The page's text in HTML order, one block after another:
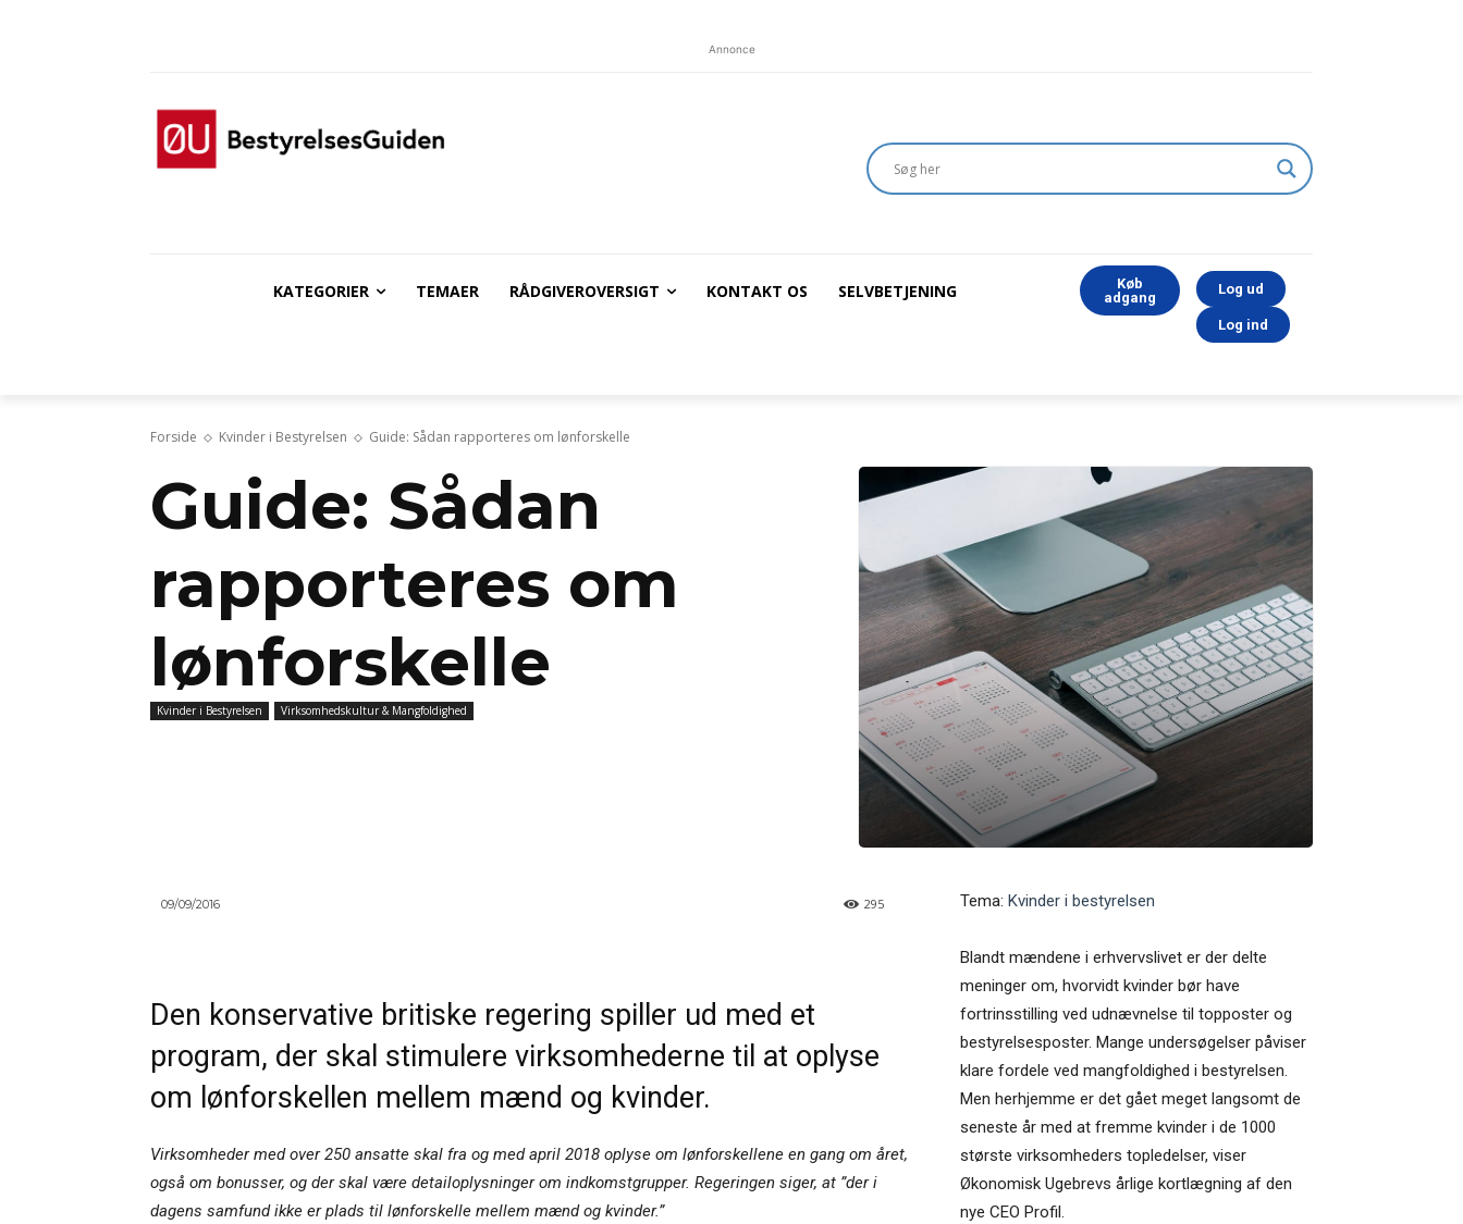
Annonce
KATEGORIER TEMAER RÅDGIVEROVERSIGT KONTAKT OS SELVBETJENING
Køb
adgang
Log ud
Log ind
Forside Kvinder i Bestyrelsen Guide: Sådan rapporteres om lønforskelle
Guide: Sådan
rapporteres om
lønforskelle
Kvinder i Bestyrelsen Virksomhedskultur & Mangfoldighed
09/09/2016 295
Den konservative britiske regering spiller ud med et
program, der skal stimulere virksomhederne til at oplyse
om lønforskellen mellem mænd og kvinder.
Virksomheder med over 250 ansatte skal fra og med april 2018 oplyse om lønforskellene en gang om året,
også om bonusser, og der skal være detailoplysninger om indkomstgrupper. Regeringen siger, at ”der i
dagens samfund ikke er plads til lønforskelle mellem mænd og kvinder.”
Tema: Kvinder i bestyrelsen
Blandt mændene i erhvervslivet er der delte
meninger om, hvorvidt kvinder bør have
fortrinsstilling ved udnævnelse til topposter og
bestyrelsesposter. Mange undersøgelser påviser
klare fordele ved mangfoldighed i bestyrelsen.
Men herhjemme er det gået meget langsomt de
seneste år med at fremme kvinder i de 1000
største virksomheders topledelser, viser
Økonomisk Ugebrevs årlige kortlægning af den
nye CEO Profil.